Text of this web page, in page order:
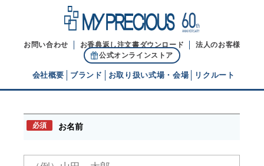
お問い合わせ お香典返し注文書ダウンロード
法人のお客様
公式オンラインストア
会社概要
ブランドヒストリー
ブランド お取り扱い式場・会場 リクルート
お問い合わせ
必須 お名前